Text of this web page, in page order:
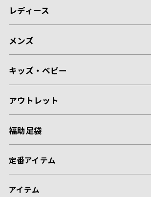
レディース
メンズ
キッズ・ベビー
アウトレット
福助足袋
定番アイテム
アイテム